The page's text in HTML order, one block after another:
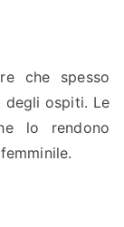
che spesso
ospiti. Le
lo rendono